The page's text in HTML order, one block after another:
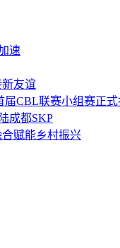
速
友谊
届CBL联赛小组赛正式
成都SKP
赋能乡村振兴